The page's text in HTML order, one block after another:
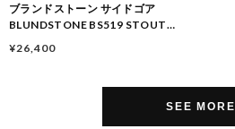
ブランドストーン サイドゴア
BLUNDSTONE BS519 STOUT
ブーツ サイドゴア メンズ はっ水 ワー
¥26,400
SEE MORE